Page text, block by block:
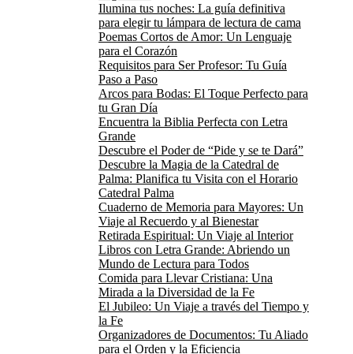
Ilumina tus noches: La guía definitiva
para elegir tu lámpara de lectura de cama
Poemas Cortos de Amor: Un Lenguaje
para el Corazón
Requisitos para Ser Profesor: Tu Guía
Paso a Paso
Arcos para Bodas: El Toque Perfecto para
tu Gran Día
Encuentra la Biblia Perfecta con Letra
Grande
Descubre el Poder de “Pide y se te Dará”
Descubre la Magia de la Catedral de
Palma: Planifica tu Visita con el Horario
Catedral Palma
Cuaderno de Memoria para Mayores: Un
Viaje al Recuerdo y al Bienestar
Retirada Espiritual: Un Viaje al Interior
Libros con Letra Grande: Abriendo un
Mundo de Lectura para Todos
Comida para Llevar Cristiana: Una
Mirada a la Diversidad de la Fe
El Jubileo: Un Viaje a través del Tiempo y
la Fe
Organizadores de Documentos: Tu Aliado
para el Orden y la Eficiencia